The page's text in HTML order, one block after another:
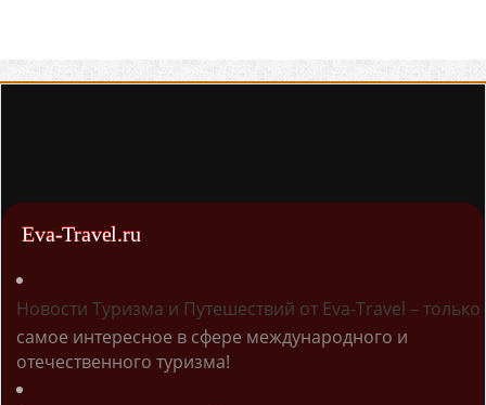
Eva-Travel.ru
Новости Туризма и Путешествий от Eva-Travel – только
самое интересное в сфере международного и
отечественного туризма!